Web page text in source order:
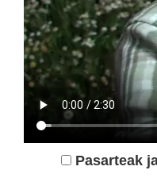
Pasarteak